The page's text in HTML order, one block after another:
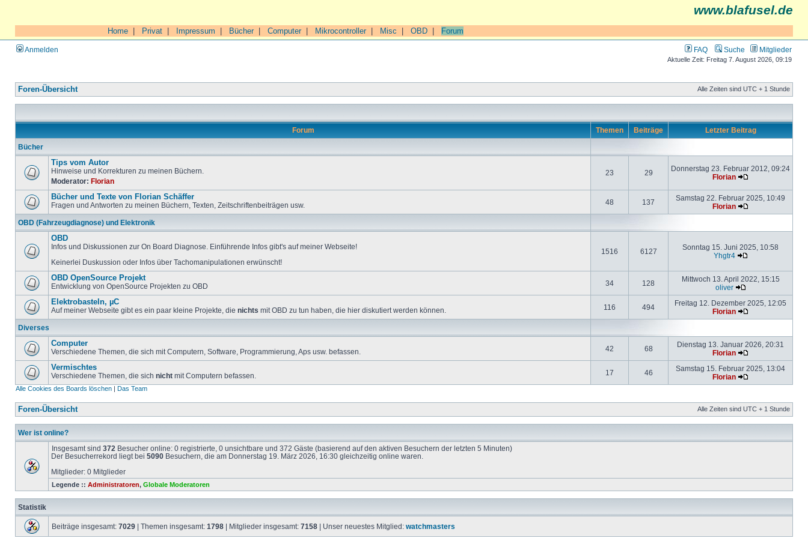
www.blafusel.de
Home Privat Impressum Bücher| Computer| Mikrocontroller| Misc OBD Forum
Anmelden FAQ Suche Mitglieder
Aktuelle Zeit: Freitag 7. August 2026, 09:19
Foren-Übersicht Alle Zeiten sind UTC + 1 Stunde
Forum Themen Beiträge Letzter Beitrag
Bücher
Tips vom Autor
Hinweise und Korrekturen zu meinen Büchern.
Moderator: Florian
23 29
Donnerstag 23. Februar 2012, 09:24
Florian
Bücher und Texte von Florian Schäffer
Fragen und Antworten zu meinen Büchern, Texten, Zeitschriftenbeiträgen usw. 48 137
Samstag 22. Februar 2025, 10:49
Florian
OBD (Fahrzeugdiagnose) und Elektronik
OBD
Infos und Diskussionen zur On Board Diagnose. Einführende Infos gibt's auf meiner Webseite!
Keinerlei Duskussion oder Infos über Tachomanipulationen erwünscht!
1516 6127
Sonntag 15. Juni 2025, 10:58
Yhgtr4
OBD OpenSource Projekt
Entwicklung von OpenSource Projekten zu OBD 34 128
Mittwoch 13. April 2022, 15:15
oliver
Elektrobasteln, µC
Auf meiner Webseite gibt es ein paar kleine Projekte, die nichts mit OBD zu tun haben, die hier diskutiert werden können. 116 494
Freitag 12. Dezember 2025, 12:05
Florian
Diverses
Computer
Verschiedene Themen, die sich mit Computern, Software, Programmierung, Aps usw. befassen. 42 68
Dienstag 13. Januar 2026, 20:31
Florian
Vermischtes
Verschiedene Themen, die sich nicht mit Computern befassen. 17 46
Samstag 15. Februar 2025, 13:04
Florian
Alle Cookies des Boards löschen | Das Team
Foren-Übersicht Alle Zeiten sind UTC + 1 Stunde
Wer ist online?
Insgesamt sind 372 Besucher online: 0 registrierte, 0 unsichtbare und 372 Gäste (basierend auf den aktiven Besuchern der letzten 5 Minuten)
Der Besucherrekord liegt bei 5090 Besuchern, die am Donnerstag 19. März 2026, 16:30 gleichzeitig online waren.
Mitglieder: 0 Mitglieder
Legende :: Administratoren, Globale Moderatoren
Statistik
Beiträge insgesamt: 7029 | Themen insgesamt: 1798 | Mitglieder insgesamt: 7158 | Unser neuestes Mitglied: watchmasters